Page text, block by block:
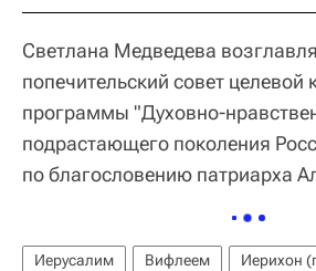
Светлана Медведева
попечительский совет целевой
программы "Духовно-
подрастающего поколения
по благословению патриарха
Иерусалим Вифлеем
Иерихон